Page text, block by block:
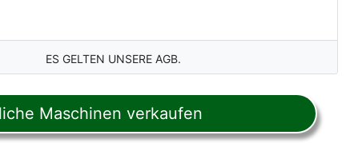
ES GELTEN UNSERE AGB.
Maschinen verkaufen